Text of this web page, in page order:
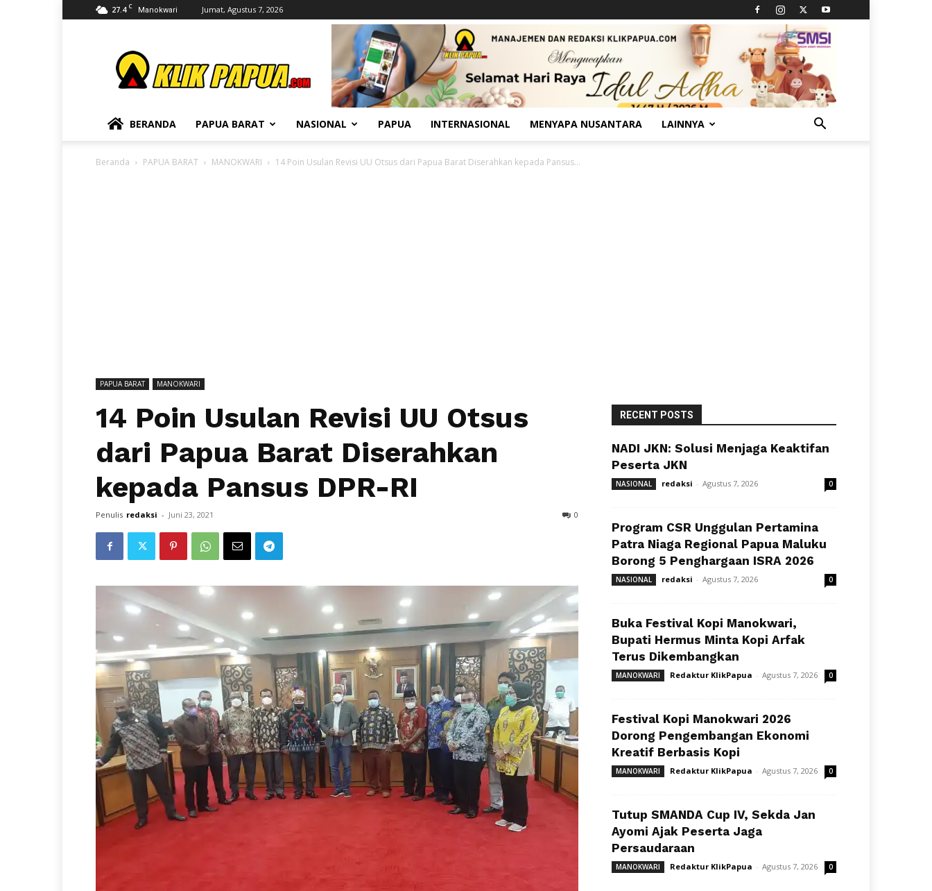
27.4 C Manokwari Jumat, Agustus 7, 2026
BERANDA PAPUA BARAT NASIONAL PAPUA INTERNASIONAL MENYAPA NUSANTARA LAINNYA
Beranda PAPUA BARAT MANOKWARI 14 Poin Usulan Revisi UU Otsus dari Papua Barat Diserahkan kepada Pansus...
PAPUA BARAT MANOKWARI
14 Poin Usulan Revisi UU Otsus
dari Papua Barat Diserahkan
kepada Pansus DPR-RI
Penulis redaksi - Juni 23, 2021 0
RECENT POSTS
NADI JKN: Solusi Menjaga Keaktifan
Peserta JKN
NASIONAL redaksi - Agustus 7, 2026 0
Program CSR Unggulan Pertamina
Patra Niaga Regional Papua Maluku
Borong 5 Penghargaan ISRA 2026
NASIONAL redaksi - Agustus 7, 2026 0
Buka Festival Kopi Manokwari,
Bupati Hermus Minta Kopi Arfak
Terus Dikembangkan
MANOKWARI Redaktur KlikPapua - Agustus 7, 2026 0
Festival Kopi Manokwari 2026
Dorong Pengembangan Ekonomi
Kreatif Berbasis Kopi
MANOKWARI Redaktur KlikPapua - Agustus 7, 2026 0
Tutup SMANDA Cup IV, Sekda Jan
Ayomi Ajak Peserta Jaga
Persaudaraan
MANOKWARI Redaktur KlikPapua - Agustus 7, 2026 0